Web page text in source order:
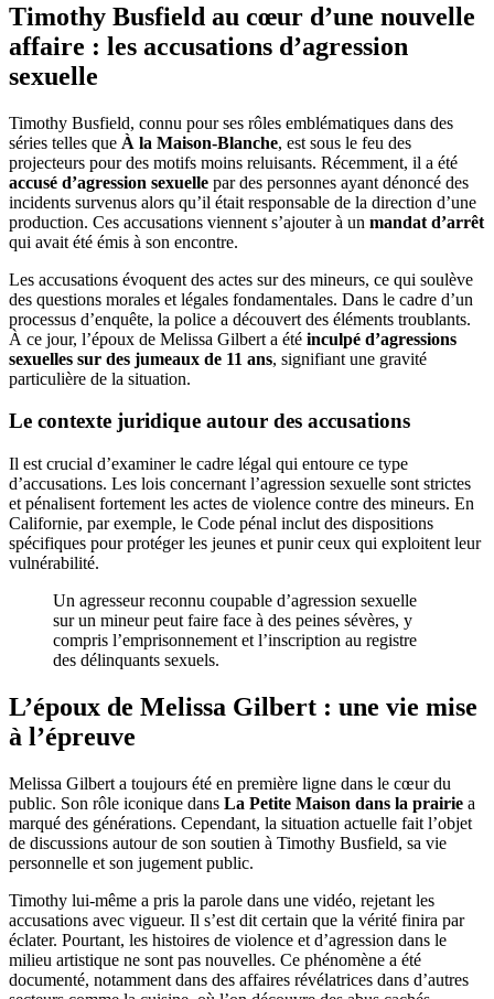
Timothy Busfield au cœur d’une nouvelle
affaire : les accusations d’agression
sexuelle
Timothy Busfield, connu pour ses rôles emblématiques dans des
séries telles que À la Maison-Blanche, est sous le feu des
projecteurs pour des motifs moins reluisants. Récemment, il a été
accusé d’agression sexuelle par des personnes ayant dénoncé des
incidents survenus alors qu’il était responsable de la direction d’une
production. Ces accusations viennent s’ajouter à un mandat d’arrêt
qui avait été émis à son encontre.
Les accusations évoquent des actes sur des mineurs, ce qui soulève
des questions morales et légales fondamentales. Dans le cadre d’un
processus d’enquête, la police a découvert des éléments troublants.
À ce jour, l’époux de Melissa Gilbert a été inculpé d’agressions
sexuelles sur des jumeaux de 11 ans, signifiant une gravité
particulière de la situation.
Le contexte juridique autour des accusations
Il est crucial d’examiner le cadre légal qui entoure ce type
d’accusations. Les lois concernant l’agression sexuelle sont strictes
et pénalisent fortement les actes de violence contre des mineurs. En
Californie, par exemple, le Code pénal inclut des dispositions
spécifiques pour protéger les jeunes et punir ceux qui exploitent leur
vulnérabilité.
Un agresseur reconnu coupable d’agression sexuelle
sur un mineur peut faire face à des peines sévères, y
compris l’emprisonnement et l’inscription au registre
des délinquants sexuels.
L’époux de Melissa Gilbert : une vie mise
à l’épreuve
Melissa Gilbert a toujours été en première ligne dans le cœur du
public. Son rôle iconique dans La Petite Maison dans la prairie a
marqué des générations. Cependant, la situation actuelle fait l’objet
de discussions autour de son soutien à Timothy Busfield, sa vie
personnelle et son jugement public.
Timothy lui-même a pris la parole dans une vidéo, rejetant les
accusations avec vigueur. Il s’est dit certain que la vérité finira par
éclater. Pourtant, les histoires de violence et d’agression dans le
milieu artistique ne sont pas nouvelles. Ce phénomène a été
documenté, notamment dans des affaires révélatrices dans d’autres